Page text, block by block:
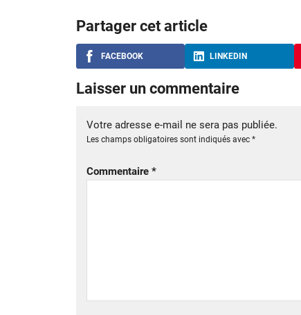
Partager cet article
FACEBOOK LINKEDIN
Laisser un commentaire
Votre adresse e-mail ne sera pas publiée.
Les champs obligatoires sont indiqués avec *
Commentaire *